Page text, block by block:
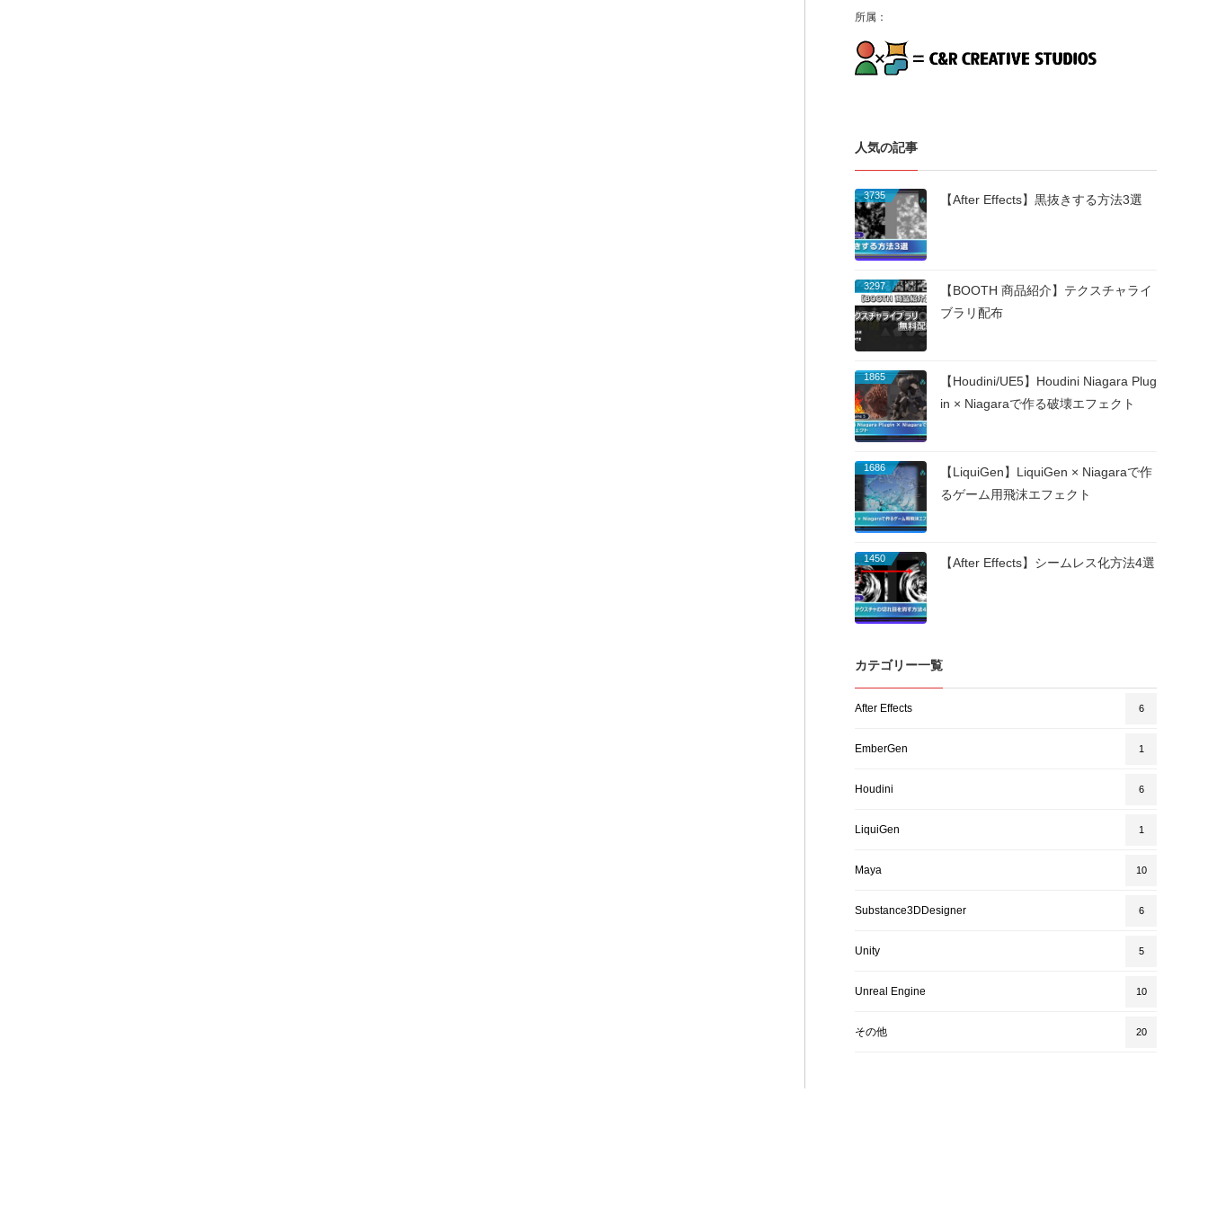
所属：
人気の記事
3735 【After Effects】黒抜きする方法3選
3297
【BOOTH 商品紹介】テクスチャライ
ブラリ配布
1865
【Houdini/UE5】Houdini Niagara Plug
in × Niagaraで作る破壊エフェクト
1686
【LiquiGen】LiquiGen × Niagaraで作
るゲーム用飛沫エフェクト
1450 【After Effects】シームレス化方法4選
カテゴリー一覧
After Effects 6
EmberGen 1
Houdini 6
LiquiGen 1
Maya 10
Substance3DDesigner 6
Unity 5
Unreal Engine 10
その他 20